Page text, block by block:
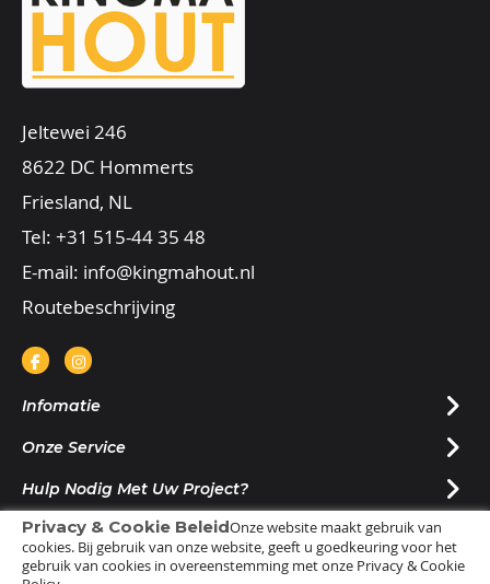
Privacy & Cookie BeleidOnze website maakt gebruik van
cookies. Bij gebruik van onze website, geeft u goedkeuring voor het
gebruik van cookies in overeenstemming met onze Privacy & Cookie
Jeltewei 246
8622 DC Hommerts
Friesland, NL
Tel: +31 515-44 35 48
E-mail: info@kingmahout.nl
Routebeschrijving
Infomatie
Onze Service
Hulp Nodig Met Uw Project?
Nieuwsbrief Ontvangen?